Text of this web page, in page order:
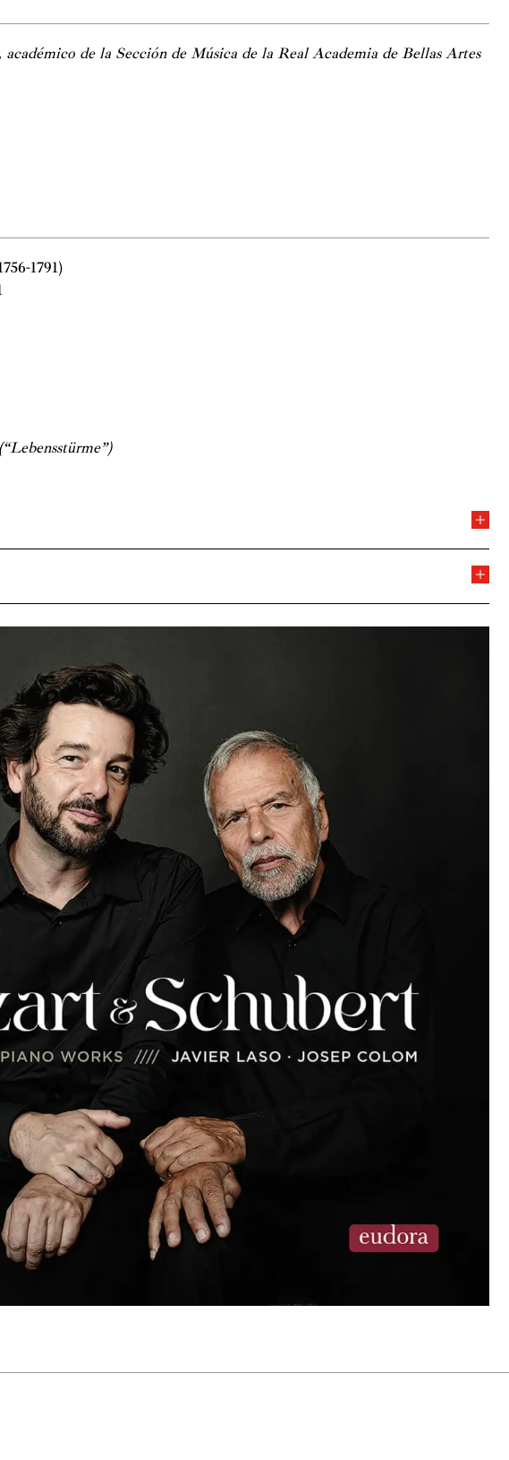
académico de la Sección de Música de la Real Academia de Bellas Artes
1791)
1828)
(“Lebensstürme”)
Barcelona y los continuó en la École Normale de Musique de París,
pianística. Su proyección internacional se consolidó tras obtener
como el Paloma O’Shea de Santander, el de Jaén y el Épinal. En
de Música, reconocimiento que avalaba una trayectoria artística
con numerosas orquestas de prestigio y desarrollando una intensa
abarca un amplio repertorio que va desde el Clasicismo hasta la
con especial atención a autores como Mozart, Beethoven, Brahms,
ha desarrollado una destacada labor pedagógica en
formando a varias generaciones de pianistas
artística y técnica. Ha sido galardonado en diversos concursos
ellos el Frechilla-Zuloaga, el María Canals y el Pedro Espinosa. Su
la interpretación concertística con una intensa dedicación a la docencia,
Conservatorio Superior de Música de Canarias. Ha actuado en
y Europa, tanto como solista como en música de cámara, y ha
discográfica. Su grabación dedicada a Schubert y Schumann fue
der Deutschen Schallplattenkritik, lo que consolidó su proyección